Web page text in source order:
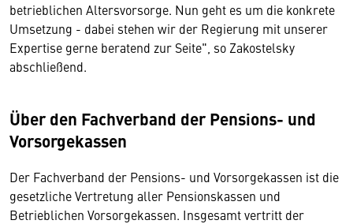
betrieblichen Altersvorsorge. Nun geht es um die konkrete
Umsetzung - dabei stehen wir der Regierung mit unserer
Expertise gerne beratend zur Seite", so Zakostelsky
abschließend.
Über den Fachverband der Pensions- und
Vorsorgekassen
Der Fachverband der Pensions- und Vorsorgekassen ist die
gesetzliche Vertretung aller Pensionskassen und
Betrieblichen Vorsorgekassen. Insgesamt vertritt der